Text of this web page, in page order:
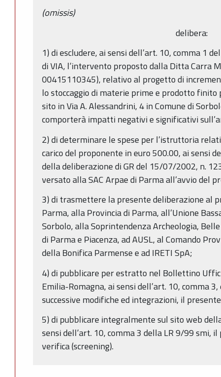
(omissis)
delibera:
1) di escludere, ai sensi dell’art. 10, comma 1
di VIA, l’intervento proposto dalla Ditta Carra
00415110345), relativo al progetto di
lo stoccaggio di materie prime e prodotto
sito in Via A. Alessandrini, 4 in Comune di
comporterà impatti negativi e significativi
2) di determinare le spese per l’istruttoria
carico del proponente in euro 500.00, ai sensi
della deliberazione di GR del 15/07/2002, n.
versato alla SAC Arpae di Parma all’avvio del
3) di trasmettere la presente deliberazione al
Parma, alla Provincia di Parma, all’Unione
Sorbolo, alla Soprintendenza Archeologia,
di Parma e Piacenza, ad AUSL, al Comando
della Bonifica Parmense e ad IRETI SpA;
4) di pubblicare per estratto nel Bollettino
Emilia-Romagna, ai sensi dell’art. 10, comma
successive modifiche ed integrazioni, il
5) di pubblicare integralmente sul sito web
sensi dell’art. 10, comma 3 della LR 9/99 smi,
verifica (screening).